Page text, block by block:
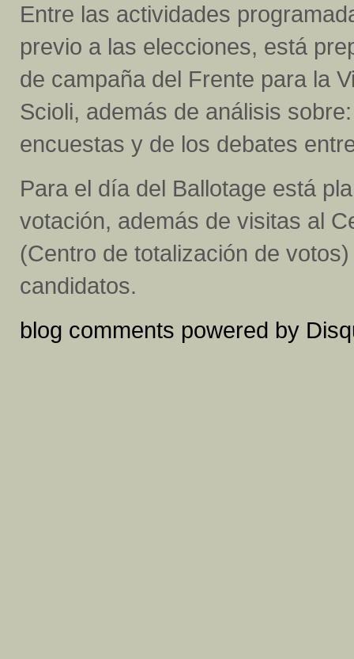
Entre las actividades
previo a las elecciones, está
de campaña del Frente para la
Scioli, además de análisis
encuestas y de los debates
Para el día del Ballotage está
votación, además de visitas al
(Centro de totalización de
candidatos.
blog comments powered by